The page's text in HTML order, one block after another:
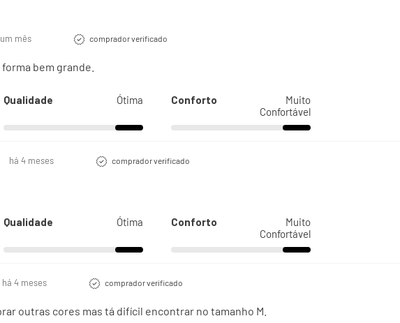
mês comprador verificado
bem grande.
Qualidade Ótima Conforto
Muito
Confortável
há 4 meses comprador verificado
Qualidade Ótima Conforto
Muito
Confortável
há 4 meses comprador verificado
outras cores mas tá difícil encontrar no tamanho M.